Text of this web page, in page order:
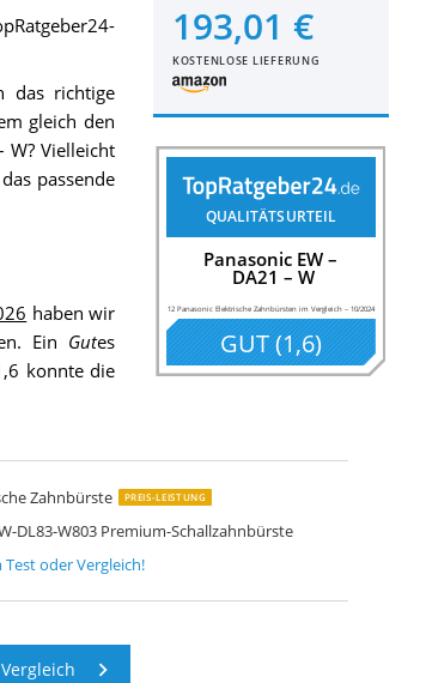
193,01 €
KOSTENLOSE LIEFERUNG
QUALITÄTSURTEIL
Panasonic EW –
DA21 – W
12 Panasonic Elektrische Zahnbürsten im Vergleich– 10/2024
GUT(1,6)
das richtige
gleich den
W? Vielleicht
das passende
haben wir
Ein Gutes
konnte die
Zahnbürste PREIS-LEISTUNG
DL83-W803 Premium-Schallzahnbürste
W803 Premium-Schallzahnbürste
W803 Premium-Schallzahnbürste
W803 Premium-Schallzahnbürste
K803 Elektrische Zahnbürste
K503 Elektrische Zahnbürste
G503 Elektrische Zahnbürste
EW-DM81 mit Soft-Start-Funktion
Test oder Vergleich!